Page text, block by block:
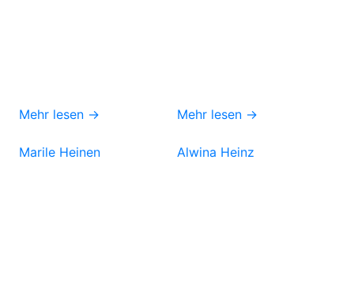
Mehr lesen → Mehr lesen →
Marile Heinen Alwina Heinz